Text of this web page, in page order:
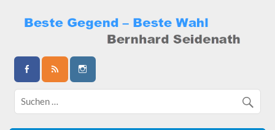
content
Bernhard Seidenath